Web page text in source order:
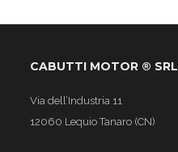
CABUTTI MOTOR ® SRL
Via dell’Industria 11
12060 Lequio Tanaro (CN)